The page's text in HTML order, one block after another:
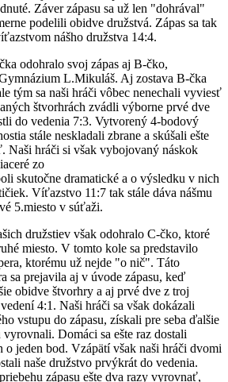
Záver zápasu sa už len "dohrával"
podelili obidve družstvá. Zápas sa tak
nášho družstva 14:4.
odohralo svoj zápas aj B-čko,
L.Mikuláš. Aj zostava B-čka
tým sa naši hráči vôbec nenechali vyviesť
štvorhrách zvádli výborne prvé dve
do vedenia 7:3. Vytvorený 4-bodový
stále neskladali zbrane a skúšali ešte
Naši hráči si však vybojovaný náskok
zo
skutočne dramatické a o výsledku v nich
Víťazstvo 11:7 tak stále dáva nášmu
5.miesto v súťaži.
družstiev však odohralo C-čko, ktoré
miesto. V tomto kole sa predstavilo
ktorému už nejde "o nič". Táto
sa prejavila aj v úvode zápasu, keď
obidve štvorhry a aj prvé dve z troj
4:1. Naši hráči sa však dokázali
vstupu do zápasu, získali pre seba ďalšie
Domáci sa ešte raz dostali
o jeden bod. Vzápätí však naši hráči dvomi
naše družstvo prvýkrát do vedenia.
zápasu ešte dva razy vyrovnať,